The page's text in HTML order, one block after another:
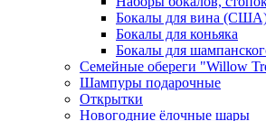
Бокалы для вина
Бокалы для коньяка
Бокалы для
Семейные обереги "Willow
Шампуры подарочные
Открытки
Новогодние ёлочные шары